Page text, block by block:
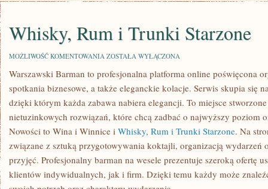
Whisky, Rum i Trunki Starzone
MOŻLIWOŚĆ KOMENTOWANIA WHISKY,
I
TRUNKI
STARZONE
ZOSTAŁA WYŁĄCZONA
Warszawski Barman to profesjonalna platforma online poświęcona
spotkania biznesowe, a także eleganckie kolacje. Serwis skupia się
dzięki którym każda zabawa nabiera elegancji. To miejsce
nietuzinkowych rozwiązań, które chcą zadbać o najwyższy poziom
Nowości to Wina i Winnice i Whisky, Rum i Trunki Starzone. Na
związane z sztuką przygotowywania koktajli, organizacją wydarzeń
przyjęć. Profesjonalny barman na wesele prezentuje szeroką ofertę
klientów indywidualnych, jak i firm. Dzięki temu każdy może